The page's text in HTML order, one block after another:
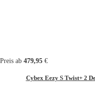
Preis ab 479,95 €
Cybex Eezy S Twist+ 2